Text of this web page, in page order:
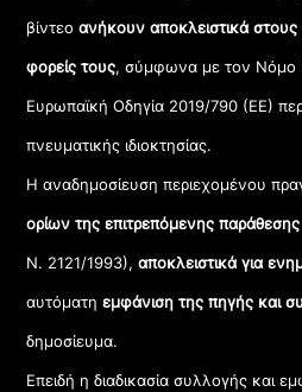
βίντεοανήκουν αποκλειστικά στους
φορείς τους, σύμφωνα με τον Νόμο
Ευρωπαϊκή Οδηγία 2019/790 (ΕΕ)
πνευματικής ιδιοκτησίας.
Η αναδημοσίευση περιεχομένου
ορίων της επιτρεπόμενης
Ν. 2121/1993), αποκλειστικά για
αυτόματηεμφάνιση της πηγής και
δημοσίευμα.
Επειδή η διαδικασία συλλογής και